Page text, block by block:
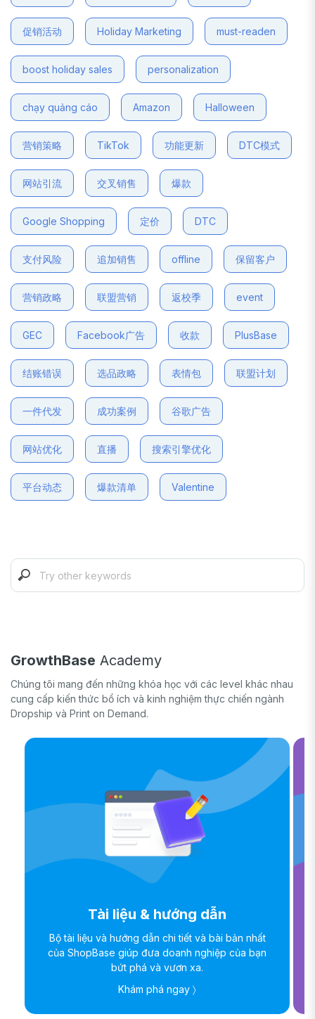
促销活动 Holiday Marketing must-readen
boost holiday sales personalization
chạy quảng cáo Amazon Halloween
营销策略 TikTok 功能更新 DTC模式
网站引流 交叉销售 爆款
Google Shopping 定价 DTC
支付风险 追加销售 offline 保留客户
营销政略 联盟营销 返校季 event
GEC Facebook广告 收款 PlusBase
结账错误 选品政略 表情包 联盟计划
一件代发 成功案例 谷歌广告
网站优化 直播 搜索引擎优化
平台动态 爆款清单 Valentine
GrowthBase Academy
Chúng tôi mang đến những khóa học với các level khác nhau
cung cấp kiến thức bổ ích và kinh nghiệm thực chiến ngành
Dropship và Print on Demand.
Tài liệu & hướng dẫn
Bộ tài liệu và hướng dẫn chi tiết và bài bản nhất
của ShopBase giúp đưa doanh nghiệp của bạn
bứt phá và vươn xa.
Khám phá ngay 〉